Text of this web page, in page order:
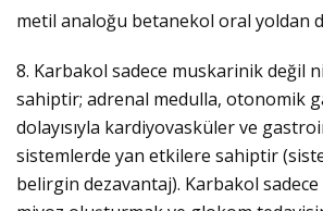
metil analoğu betanekol oral yoldan
8. Karbakol sadece muskarinik değil
sahiptir; adrenal medulla, otonomik
dolayısıyla kardiyovasküler ve
sistemlerde yan etkilere sahiptir
belirgin dezavantaj). Karbakol